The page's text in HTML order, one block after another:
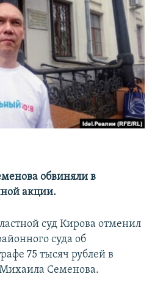
обвиняли в
акции.
суд Кирова отменил
суда об
75 тысяч рублей в
Семенова.